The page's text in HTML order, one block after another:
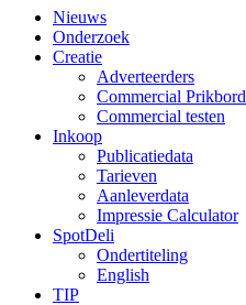
Nieuws
Onderzoek
Creatie
Adverteerders
Commercial Prikbord
Commercial testen
Inkoop
Publicatiedata
Tarieven
Aanleverdata
Impressie Calculator
SpotDeli
Ondertiteling
English
TIP